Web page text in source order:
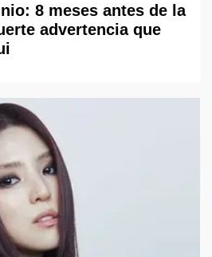
8 meses antes de la
advertencia que